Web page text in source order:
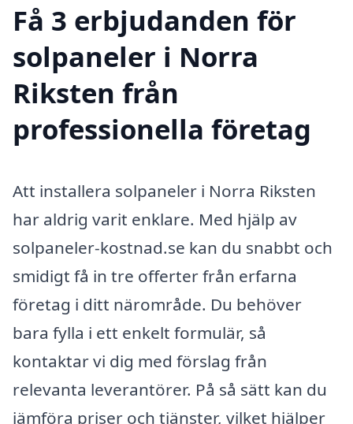
Få 3 erbjudanden för
solpaneler i Norra
Riksten från
professionella företag
Att installera solpaneler i Norra Riksten
har aldrig varit enklare. Med hjälp av
solpaneler-kostnad.se kan du snabbt och
smidigt få in tre offerter från erfarna
företag i ditt närområde. Du behöver
bara fylla i ett enkelt formulär, så
kontaktar vi dig med förslag från
relevanta leverantörer. På så sätt kan du
jämföra priser och tjänster, vilket hjälper